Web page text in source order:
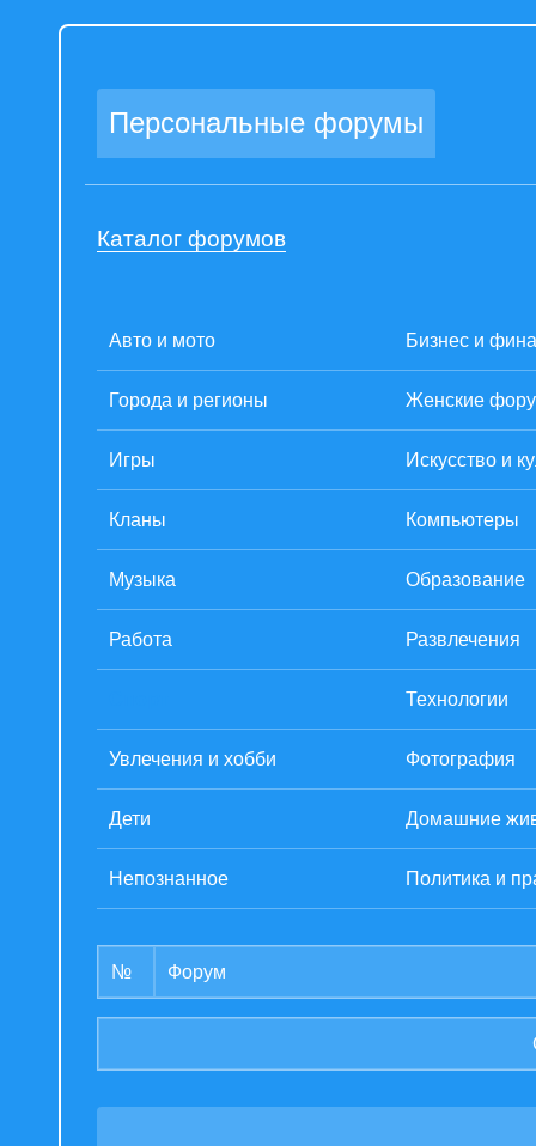
Персональные форумы
Каталог форумов
Авто и мото Бизнес и
Города и регионы Женские
Игры Искусство и
Кланы Компьютеры
Музыка Образование
Работа Развлечения
Технологии
Увлечения и хобби Фотография
Дети Домашние
Непознанное Политика и
№ Форум